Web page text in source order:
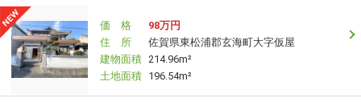
価 格
98万円
住 所
佐賀県東松浦郡玄海町大字仮屋
建物面積 214.96m²
土地面積 196.54m²